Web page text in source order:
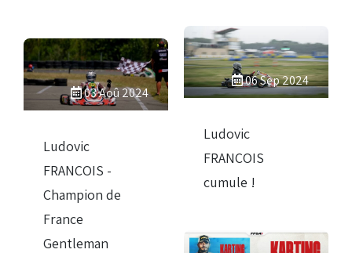
06 Sep 2024
Ludovic
FRANCOIS
cumule !
03 Aoû 2024
Ludovic
FRANCOIS -
Champion de
France
Gentleman